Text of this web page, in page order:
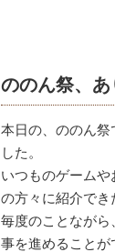
ののん祭、あ
本日の、ののん祭
した。
いつものゲーム
の方々に紹介でき
毎度のことなが
事を進めることが